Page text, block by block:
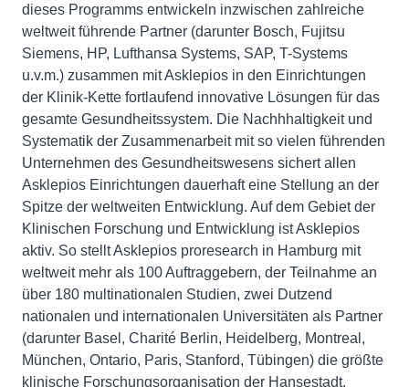
dieses Programms entwickeln inzwischen zahlreiche
weltweit führende Partner (darunter Bosch, Fujitsu
Siemens, HP, Lufthansa Systems, SAP, T-Systems
u.v.m.) zusammen mit Asklepios in den Einrichtungen
der Klinik-Kette fortlaufend innovative Lösungen für das
gesamte Gesundheitssystem. Die Nachhhaltigkeit und
Systematik der Zusammenarbeit mit so vielen führenden
Unternehmen des Gesundheitswesens sichert allen
Asklepios Einrichtungen dauerhaft eine Stellung an der
Spitze der weltweiten Entwicklung. Auf dem Gebiet der
Klinischen Forschung und Entwicklung ist Asklepios
aktiv. So stellt Asklepios proresearch in Hamburg mit
weltweit mehr als 100 Auftraggebern, der Teilnahme an
über 180 multinationalen Studien, zwei Dutzend
nationalen und internationalen Universitäten als Partner
(darunter Basel, Charité Berlin, Heidelberg, Montreal,
München, Ontario, Paris, Stanford, Tübingen) die größte
klinische Forschungsorganisation der Hansestadt.